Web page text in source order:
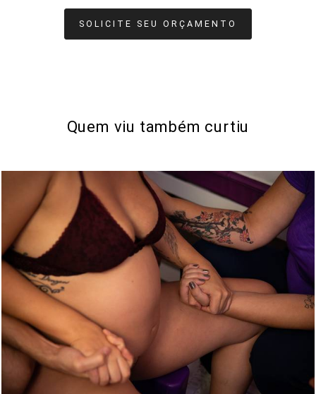
SOLICITE SEU ORÇAMENTO
Quem viu também curtiu
1323 0